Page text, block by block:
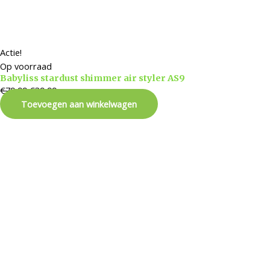
Actie!
Op voorraad
Babyliss stardust shimmer air styler AS9
€79,99 €39,99
Toevoegen aan winkelwagen